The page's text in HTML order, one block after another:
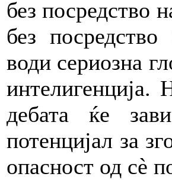
без посредство
без
води сериозна
интелигенција.
дебата ќе
потенцијал за
опасност од сè